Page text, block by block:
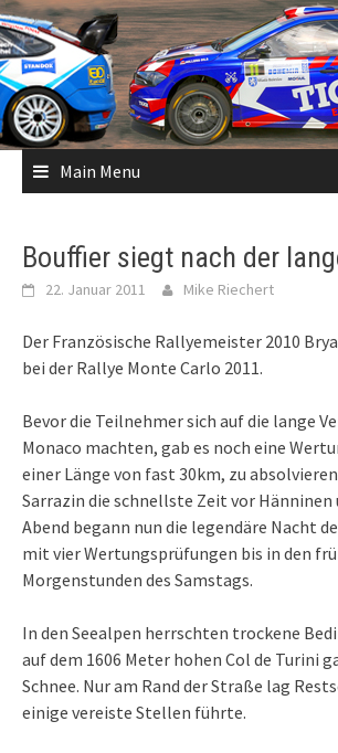
Skip
to
content
Main Menu
Bouffier siegt nach der
22. Januar 2011 Mike Riechert
Der Französische Rallyemeister 2010
bei der Rallye Monte Carlo 2011.
Bevor die Teilnehmer sich auf die lange
Monaco machten, gab es noch eine
einer Länge von fast 30km, zu
Sarrazin die schnellste Zeit vor Hänninen
Abend begann nun die legendäre Nacht
mit vier Wertungsprüfungen bis in den
Morgenstunden des Samstags.
In den Seealpen herrschten trockene
auf dem 1606 Meter hohen Col de Turini
Schnee. Nur am Rand der Straße lag
einige vereiste Stellen führte.